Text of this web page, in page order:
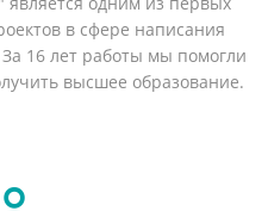
в сфере написания
За 16 лет работы мы помогли
высшее образование.